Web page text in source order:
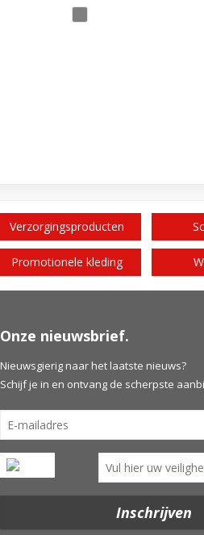
Verzorgingsproducten
Promotionele kleding
Onze nieuwsbrief.
Nieuwsgierig naar het laatste nieuws?
Schijf je in en ontvang de scherpste